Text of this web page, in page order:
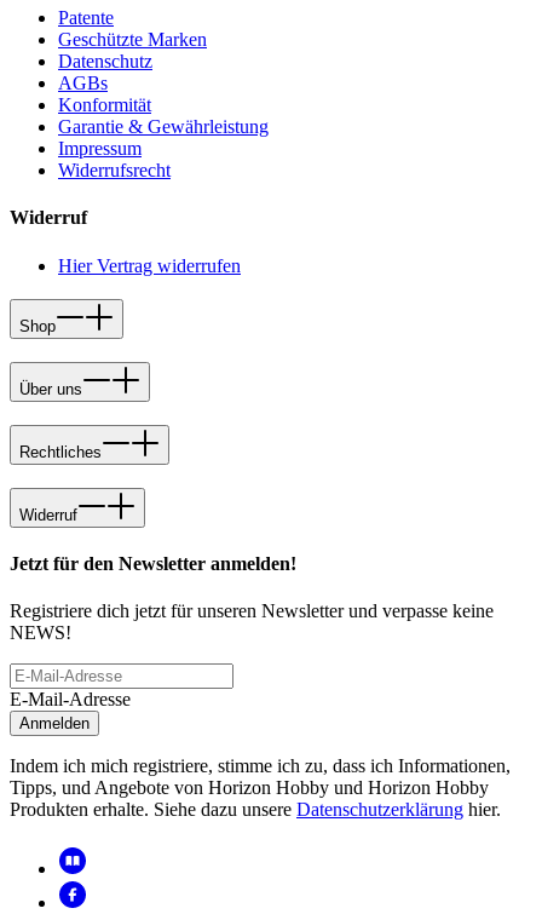
Patente
Geschützte Marken
Datenschutz
AGBs
Konformität
Garantie & Gewährleistung
Impressum
Widerrufsrecht
Widerruf
Hier Vertrag widerrufen
Shop
Über uns
Rechtliches
Widerruf
Jetzt für den Newsletter anmelden!
Registriere dich jetzt für unseren Newsletter und verpasse keine
NEWS!
E-Mail-Adresse
Anmelden
Indem ich mich registriere, stimme ich zu, dass ich Informationen,
Tipps, und Angebote von Horizon Hobby und Horizon Hobby
Produkten erhalte. Siehe dazu unsere Datenschutzerklärung hier.